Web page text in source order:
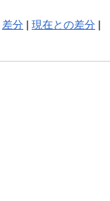
差分 |現在との差分 |